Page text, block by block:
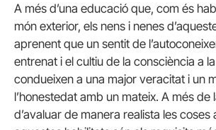
A més d’una educació que, com és
món exterior, els nens i nenes
aprenent que un sentit de
entrenat i el cultiu de la consciència a
condueixen a una major veracitat i un
l’honestedat amb un mateix. A més de
d’avaluar de manera realista les coses